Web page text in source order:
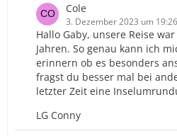
Cole
3. Dezember 2023 um 19:26
Hallo Gaby, unsere Reise
Jahren. So genau kann ich
erinnern ob es besonders
fragst du besser mal bei
letzter Zeit eine
LG Conny